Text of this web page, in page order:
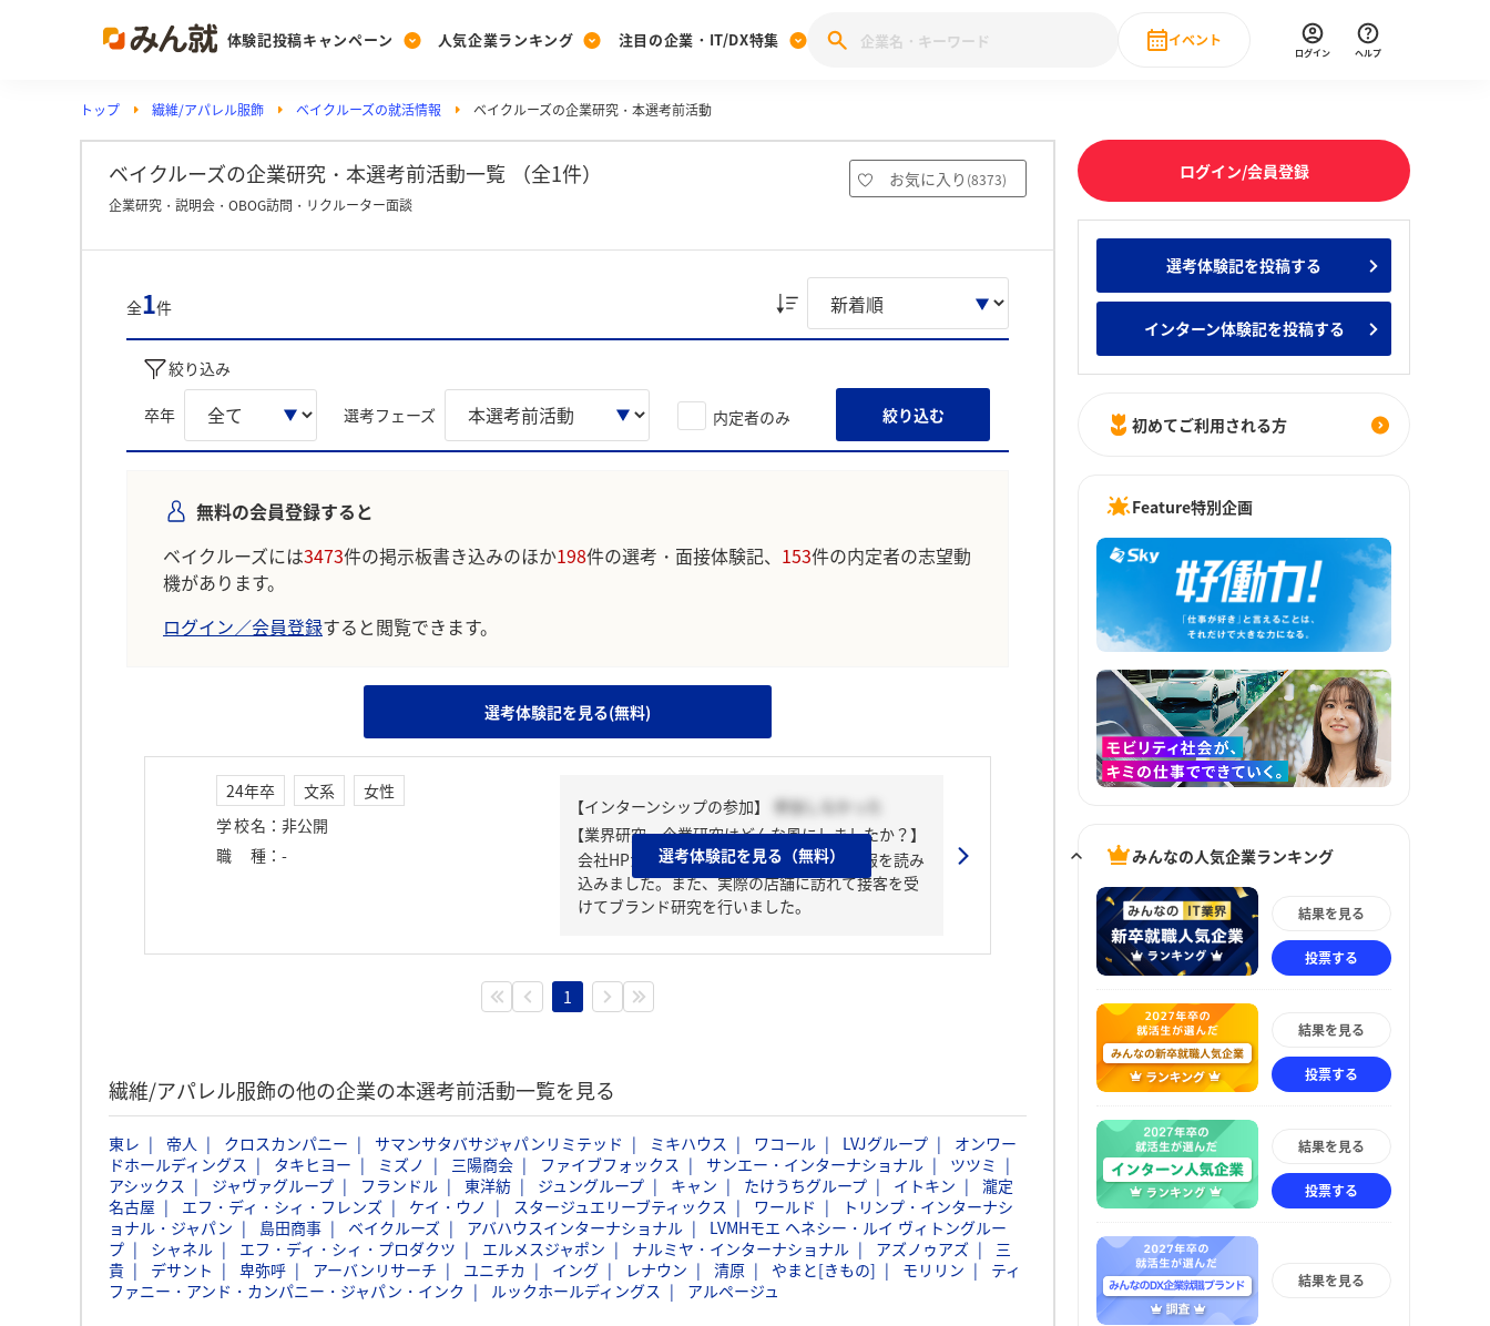
体験記投稿キャンペーン
Post
投稿する
[27卒] 本選考体験記投稿キャンペーン
人気企業ランキング
Ranking
ランキングを見る
Vote みんなの新卒就職人気企業ランキング みんなのインターン人気企業ランキ
注目の企業・IT/DX特集
PickUp
注目の企業特集
28卒 IT・DX現場社員インタビュー
イベント
直近のイベント一覧
ログイン ヘルプ
トップ 繊維/アパレル服飾 ベイクルーズの就活情報 ベイクルーズの企業研究・本選考前活動
ベイクルーズの企業研究・本選考前活動一覧 （全1件） お気に入り (8373)
企業研究・説明会・OBOG訪問・リクルーター面談
全1件
絞り込み
卒年 選考フェーズ 内定者のみ 絞り込む
無料の会員登録すると
ベイクルーズには3473件の掲示板書き込みのほか198件の選考・面接体験記、 153件の内定者の志望動
機があります。
ログイン／会員登録すると閲覧できます。
選考体験記を見る(無料)
24年卒 文系
女性
学校名 ： 非公開
職種 ： -
【インターンシップの参加】
参加しなかった
【業界研究・企業研究はどんな風にしましたか？】
会社HPからニューリリースやブランド情報を読み
込みました。また、実際の店舗に訪れて接客を受
けてブランド研究を行いました。
選考体験記を見る（無料）
1
繊維/アパレル服飾の他の企業の本選考前活動一覧を見る
東レ 帝人 クロスカンパニー サマンサタバサジャパンリミテッド ミキハウス ワコール LVJグループ
オンワー
ドホールディングス
タキヒヨー ミズノ 三陽商会 ファイブフォックス サンエー・インターナショナル
ツツミ
アシックス
ジャヴァグループ フランドル 東洋紡 ジュングループ キャン たけうちグループ イトキン
瀧定
名古屋
エフ・ディ・シィ・フレンズ ケイ・ウノ スタージュエリーブティックス ワールド
トリンプ・インターナシ
ョナル・ジャパン
島田商事 ベイクルーズ アバハウスインターナショナル
LVMHモエ ヘネシー・ルイ ヴィトングルー
プ
シャネル エフ・ディ・シィ・プロダクツ エルメスジャポン ナルミヤ・インターナショナル アズノゥアズ
三
貴
デサント 卑弥呼 アーバンリサーチ ユニチカ イング レナウン 清原 やまと[きもの] モリリン
ティ
ファニー・アンド・カンパニー・ジャパン・インク
ルックホールディングス アルページュ
ログイン/会員登録
選考体験記を投稿する
インターン体験記を投稿する
初めてご利用される方
Feature特別企画
みんなの人気企業ランキング
結果を見る
投票する
結果を見る
投票する
結果を見る
投票する
結果を見る